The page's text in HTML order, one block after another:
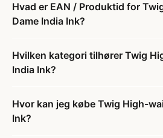
Hvad er EAN / Produktid for
Dame India Ink?
Hvilken kategori tilhører Twig
India Ink?
Hvor kan jeg købe Twig High-
Ink?